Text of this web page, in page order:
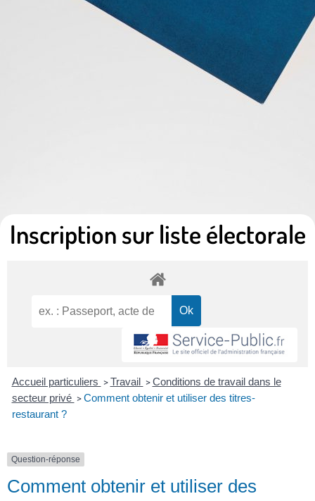
Inscription sur liste électorale
Accueil particuliers > Travail > Conditions de travail dans le
secteur privé > Comment obtenir et utiliser des titres-
restaurant ?
Question-réponse
Comment obtenir et utiliser des